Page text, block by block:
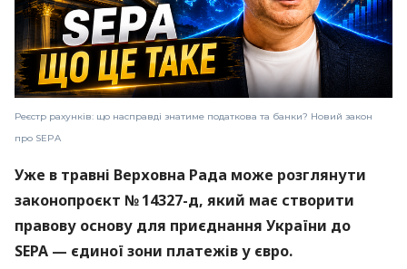
Реєстр рахунків: що насправді знатиме податкова та банки? Новий закон
про SEPA
Уже в травні Верховна Рада може розглянути
законопроєкт № 14327-д, який має створити
правову основу для приєднання України до
SEPA — єдиної зони платежів у євро.